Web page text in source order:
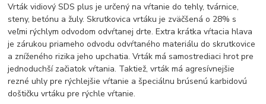
Vrták vidiový SDS plus je určený na vŕtanie do tehly, tvárnice,
steny, betónu a žuly. Skrutkovica vrtáku je zväčšená o 28% s
veľmi rýchlym odvodom odvŕtanej drte. Extra krátka vŕtacia hlava
je zárukou priameho odvodu odvŕtaného materiálu do skrutkovice
a zníženého rizika jeho upchatia. Vrták má samostrediaci hrot pre
jednoduchší začiatok vŕtania. Taktiež, vrták má agresívnejšie
rezné uhly pre rýchlejšie vŕtanie a špeciálnu brúsenú karbidovú
doštičku vrtáku pre rýchle vŕtanie.